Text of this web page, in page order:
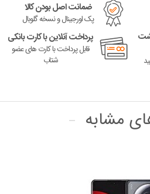
ضمانت اصل بودن کالا
پک اورجینال و نسخه گلوبال
پرداخت آنلاین با کارت بانکی
قابل پرداخت با کارت های عضو
شتاب
مشابه